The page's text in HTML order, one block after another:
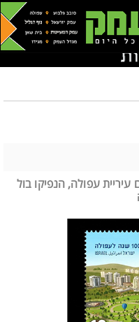
עפולה, הנפיקו בול